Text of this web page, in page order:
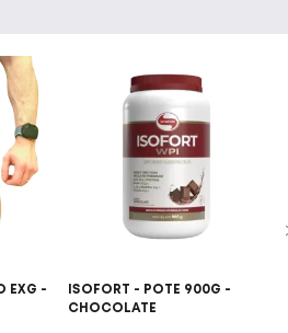
EXG -
ISOFORT - POTE 900G -
CHOCOLATE